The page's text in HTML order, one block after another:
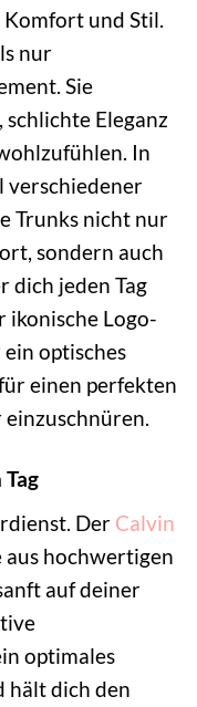
Komfort und Stil.
nur
Sie
Eleganz
In
verschiedener
Trunks nicht nur
sondern auch
dich jeden Tag
ikonische Logo-
optisches
einen perfekten
Der Calvin
hochwertigen
auf deiner
optimales
hält dich den